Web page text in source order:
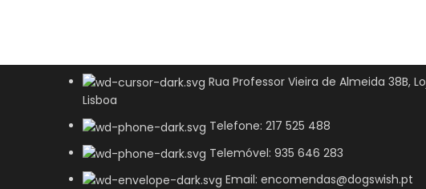
Rua Professor Vieira de Almeida 38B,
Lisboa
Telefone: 217 525 488
Telemóvel: 935 646 283
Email: encomendas@dogswish.pt